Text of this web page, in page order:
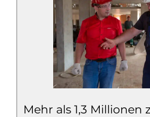
Mehr als 1,3 Millionen